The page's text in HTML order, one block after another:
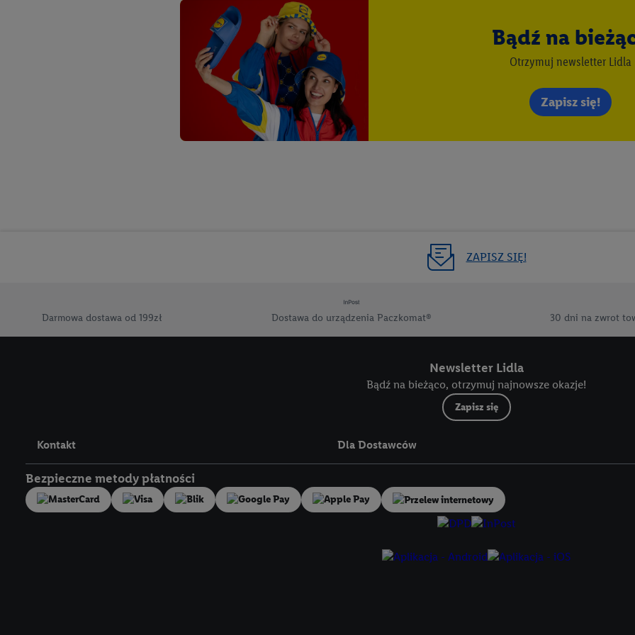
Bądź na
Otrzymuj newsletter Lidla
Zapisz się!
ZAPISZ SIĘ!
Darmowa dostawa od 199zł Dostawa do urządzenia Paczkomat® 30 dni na zwrot
Newsletter Lidla
Bądź na bieżąco, otrzymuj najnowsze okazje!
Zapisz się
Kontakt Dla Dostawców
Bezpieczne metody płatności
Przelew internetowy
Jeśli użytkownik wyrazi zgodę w tym miejscu, a następnie utworzy konto Lidl Plus lub zaloguje się
Lidl Plus, możemy również użyć podanego tam adresu e-mail jako współadministratorzy - wspólnie
wymienionych partnerów w celu utworzenia specjalnego identyfikatora internetowego (tzw. EUID),
następnie wykorzystać w podobny sposób jak poniżej opisany identyfikator Utiq SA/NV ("Utiq"),
użytkownika w usługach świadczonych przez podmioty trzecie i wyświetlać mu spersonalizowane
my i jeden z innych partnerów wymienionych powyżej będziemy również jako
mail użytkownika w postaci zahashowanej.
Użytkownik upoważnia również firmę Utiq oraz operatora siecitelekomunikacyjnejdo
obsługiwanych przez podmioty trzecie, abyśmy mogli wyświetlać mu tam spersonalizowane
korzystanie z technologii Utiq można wycofać w dowolnym momencie za pośrednictwem portalu
polityce prywatności Utiq
"Zgadzam się", użytkownik wyraża zgodę na przetwarzanie danych we wszystkich wyżej
współpracę ze wszystkimi wymienionymi partnerami. Dalsze informacje, w tym okresy
do cofnięcia zgody w dowolnym momencie ze skutkiem na przyszłość, można znaleźć w naszej
tutaj. W sekcji "Dostosuj" możesz wyrazić zgodę
kluczowych w kontekście korzystania z IAB TCF do celów reklamowych i pomiaru wydajności:
wyświetlanie reklam i treści, synchronizacja i łączenie danych z różnych źródeł, łączenie różnych
urządzeń na podstawie automatycznie przesyłanych informacji, mierzenie sukcesu kampanii
pośrednictwem TTD oraz wykorzystanie opartej na telekomunikacji technologii Utiq do
wykorzystywanie dokładnych danych lokalizacyjnych, analiza grup docelowych na podstawie
danych z różnych źródeł, opracowywanie i ulepszanie ofert, pomiar skuteczności reklam,